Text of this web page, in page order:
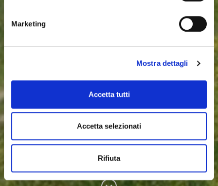
Marketing
Mostra dettagli
Accetta tutti
Accetta selezionati
Rifiuta